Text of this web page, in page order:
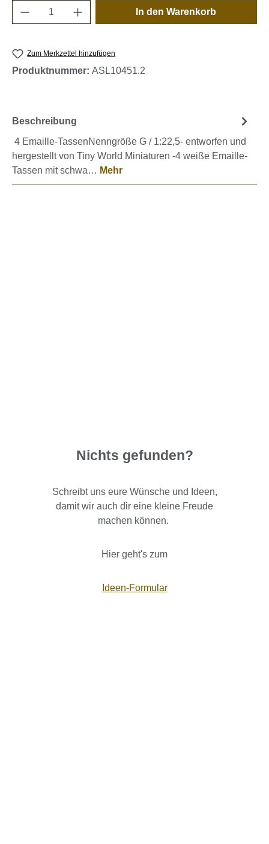
Produkt Anzahl: Gib den gewünschten
In den Warenkorb
Zum Merkzettel hinzufügen
Produktnummer: ASL10451.2
Beschreibung
4 Emaille-TassenNenngröße G / 1:22,5- entworfen und
hergestellt von Tiny World Miniaturen -4 weiße Emaille-
Tassen mit schwa… Mehr
Nichts gefunden?
Schreibt uns eure Wünsche und Ideen,
damit wir auch dir eine kleine Freude
machen können.
Hier geht's zum
Ideen-Formular